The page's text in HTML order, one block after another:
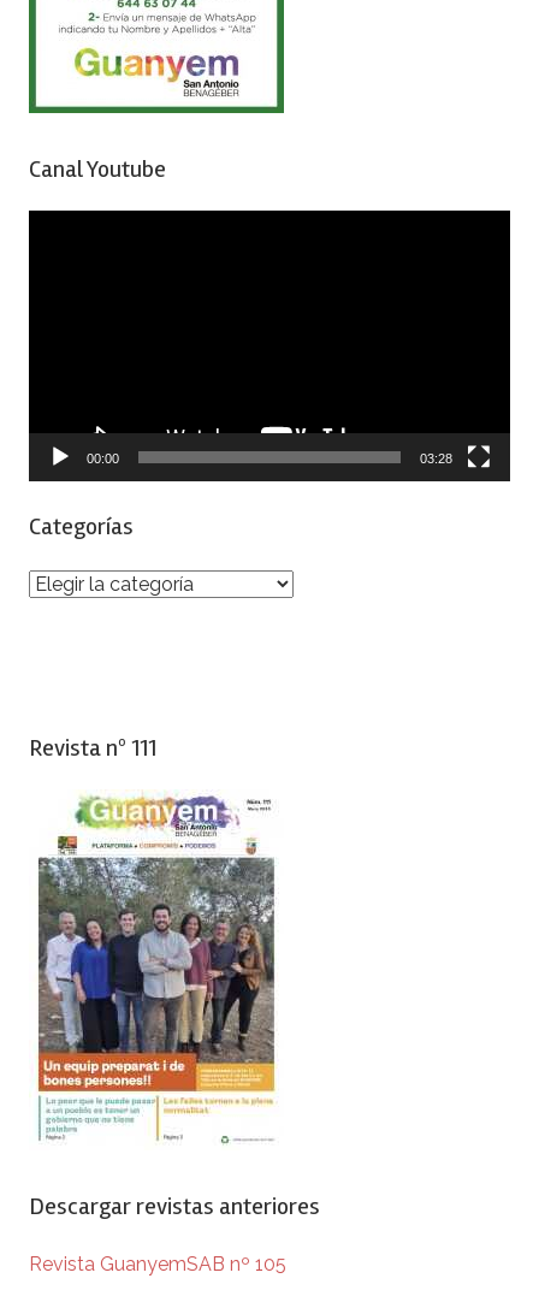
Canal Youtube
00:00 03:28
Categorías
Categorías
Revista nº 111
Descargar revistas anteriores
Revista GuanyemSAB nº 105